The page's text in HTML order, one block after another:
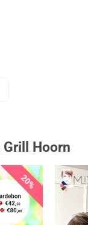
Grill Hoorn
20%